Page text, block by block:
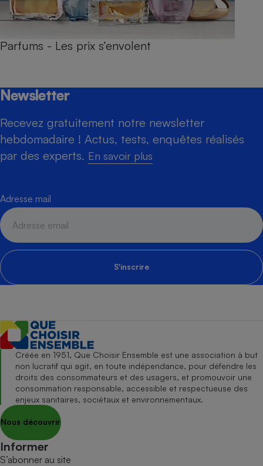
Parfums - Les prix s’envolent
Newsletter
Recevez gratuitement notre newsletter
hebdomadaire ! Actus, tests, enquêtes réalisés
par des experts. En savoir plus
Adresse mail
S'inscrire
Créée en 1951, Que Choisir Ensemble est une association à but
non lucratif qui agit, en toute indépendance, pour défendre les
droits des consommateurs et des usagers, et promouvoir une
consommation responsable, accessible et respectueuse des
enjeux sanitaires, sociétaux et environnementaux.
Nous découvrir
Informer
S’abonner au site